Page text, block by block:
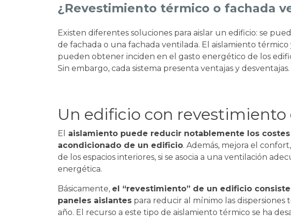
¿Revestimiento térmico o fachada
Existen diferentes soluciones para aislar un edificio: se
de fachada o una fachada ventilada. El aislamiento
pueden obtener inciden en el gasto energético de los
Sin embargo, cada sistema presenta ventajas y desventajas.
Un edificio con revestimiento
El
aislamiento puede reducir notablemente los
acondicionado de un edificio. Además, mejora el
de los espacios interiores, si se asocia a una ventilación
energética.
Básicamente, el “revestimiento” de un edificio
paneles aislantes para reducir al mínimo las dispersiones
año. El recurso a este tipo de aislamiento térmico se ha